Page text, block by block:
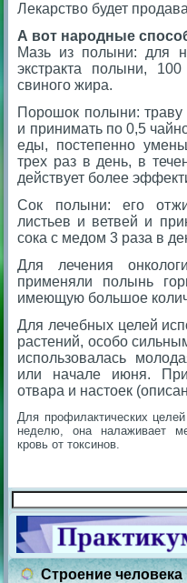
Лекарство будет
А вот народные
Мазь из полыни: для
экстракта полыни,
свиного жира.
Порошок полыни: траву
и принимать по 0,5
еды, постепенно
трех раз в день, в
действует более
Сок полыни: его
листьев и ветвей и
сока с медом 3 раза в
Для лечения
применяли полынь
имеющую большое
Для лечебных целей
растений, особо
использовалась
или начале июня.
отвара и настоек
Для профилактических
неделю, она налаживает
кровь от токсинов.
Строение человека